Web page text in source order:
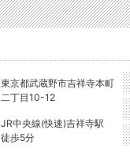
東京都武蔵野市吉祥寺本町
二丁目10-12
JR中央線(快速)吉祥寺駅
徒歩5分